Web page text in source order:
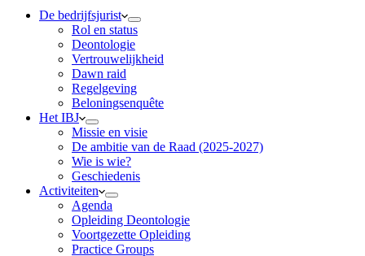
De bedrijfsjurist
Rol en status
Deontologie
Vertrouwelijkheid
Dawn raid
Regelgeving
Beloningsenquête
Het IBJ
Missie en visie
De ambitie van de Raad (2025-2027)
Wie is wie?
Geschiedenis
Activiteiten
Agenda
Opleiding Deontologie
Voortgezette Opleiding
Practice Groups